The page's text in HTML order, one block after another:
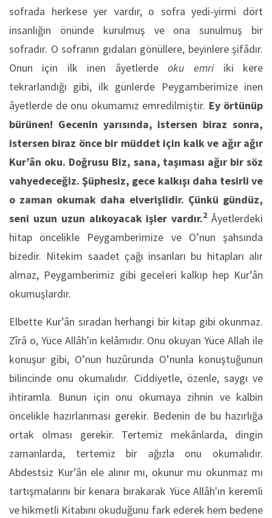
sofrada herkese yer vardır, o sofra yedi-yirmi dört
insanlığın önünde kurulmuş ve ona sunulmuş bir
sofradır. O sofranın gıdaları gönüllere, beyinlere şifâdır.
Onun için ilk inen âyetlerde oku emri iki kere
tekrarlandığı gibi, ilk günlerde Peygamberimize inen
âyetlerde de onu okumamız emredilmiştir. Ey örtünüp
bürünen! Gecenin yarısında, istersen biraz sonra,
istersen biraz önce bir müddet için kalk ve ağır ağır
Kur’ân oku. Doğrusu Biz, sana, taşıması ağır bir söz
vahyedeceğiz. Şüphesiz, gece kalkışı daha tesirli ve
o zaman okumak daha elverişlidir. Çünkü gündüz,
seni uzun uzun alıkoyacak işler vardır.2 Âyetlerdeki
hitap öncelikle Peygamberimize ve O’nun şahsında
bizedir. Nitekim saadet çağı insanları bu hitapları alır
almaz, Peygamberimiz gibi geceleri kalkıp hep Kur’ân
okumuşlardır.
Elbette Kur’ân sıradan herhangi bir kitap gibi okunmaz.
Zîrâ o, Yüce Allâh'ın kelâmıdır. Onu okuyan Yüce Allah ile
konuşur gibi, O’nun huzûrunda O’nunla konuştuğunun
bilincinde onu okumalıdır. Ciddiyetle, özenle, saygı ve
ihtiramla. Bunun için onu okumaya zihnin ve kalbin
öncelikle hazırlanması gerekir. Bedenin de bu hazırlığa
ortak olması gerekir. Tertemiz mekânlarda, dingin
zamanlarda, tertemiz bir ağızla onu okumalıdır.
Abdestsiz Kur’ân ele alınır mı, okunur mu okunmaz mı
tartışmalarını bir kenara bırakarak Yüce Allâh'ın keremli
ve hikmetli Kitabını okuduğunu fark ederek hem bedene